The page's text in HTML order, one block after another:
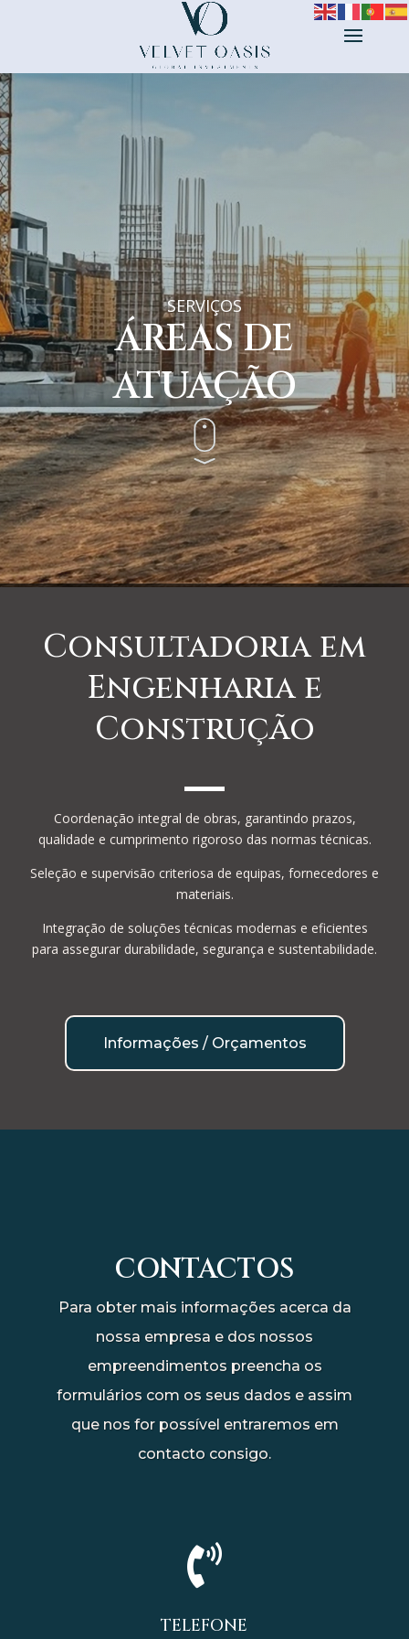
SERVIÇOS
ÁREAS DE
ATUAÇÃO
Consultadoria em
Engenharia e
Construção
Coordenação integral de obras, garantindo prazos,
qualidade e cumprimento rigoroso das normas técnicas.
Seleção e supervisão criteriosa de equipas, fornecedores e
materiais.
Integração de soluções técnicas modernas e eficientes
para assegurar durabilidade, segurança e sustentabilidade.
Informações / Orçamentos
CONTACTOS
Para obter mais informações acerca da
nossa empresa e dos nossos
empreendimentos preencha os
formulários com os seus dados e assim
que nos for possível entraremos em
contacto consigo.

TELEFONE